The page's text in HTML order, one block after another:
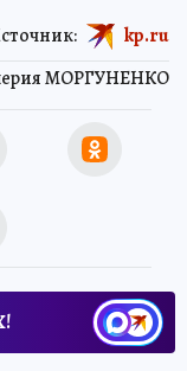
МОРГУНЕНКО
kp.ru